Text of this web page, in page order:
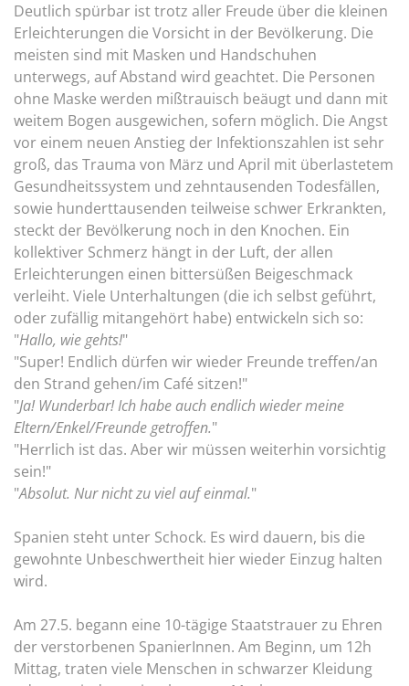
Deutlich spürbar ist trotz aller Freude über die kleinen
Erleichterungen die Vorsicht in der Bevölkerung. Die
meisten sind mit Masken und Handschuhen
unterwegs, auf Abstand wird geachtet. Die Personen
ohne Maske werden mißtrauisch beäugt und dann mit
weitem Bogen ausgewichen, sofern möglich. Die Angst
vor einem neuen Anstieg der Infektionszahlen ist sehr
groß, das Trauma von März und April mit überlastetem
Gesundheitssystem und zehntausenden Todesfällen,
sowie hunderttausenden teilweise schwer Erkrankten,
steckt der Bevölkerung noch in den Knochen. Ein
kollektiver Schmerz hängt in der Luft, der allen
Erleichterungen einen bittersüßen Beigeschmack
verleiht. Viele Unterhaltungen (die ich selbst geführt,
oder zufällig mitangehört habe) entwickeln sich so:
"Hallo, wie gehts!"
"Super! Endlich dürfen wir wieder Freunde treffen/an
den Strand gehen/im Café sitzen!"
"Ja! Wunderbar! Ich habe auch endlich wieder meine
Eltern/Enkel/Freunde getroffen."
"Herrlich ist das. Aber wir müssen weiterhin vorsichtig
sein!"
"Absolut. Nur nicht zu viel auf einmal."
Spanien steht unter Schock. Es wird dauern, bis die
gewohnte Unbeschwertheit hier wieder Einzug halten
wird.
Am 27.5. begann eine 10-tägige Staatstrauer zu Ehren
der verstorbenen SpanierInnen. Am Beginn, um 12h
Mittag, traten viele Menschen in schwarzer Kleidung